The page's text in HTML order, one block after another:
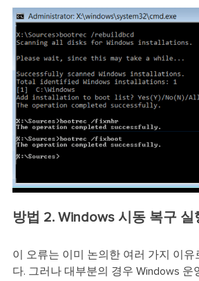
방법 2. Windows 시동 복구 실
이 오류는 이미 논의한 여러 가지 이유
다. 그러나 대부분의 경우 Windows 운